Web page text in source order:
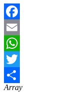
Facebook
Email
WhatsApp
Twitter
Share
Array